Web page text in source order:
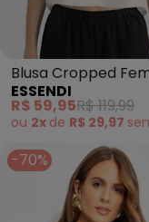
Blusa Cropped
Bordada (Natural)
ESSENDI
R$ 59,95R$ 119,99
ou 2x de R$ 29,97
-70%